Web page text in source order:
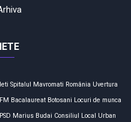
Spitalul Mavromati România Uvertura
Bacalaureat Botosani Locuri de munca
PSD Marius Budai Consiliul Local
Urban